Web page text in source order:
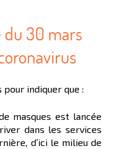
30 mars
pour indiquer que :
masques est lancée
dans les services
d’ici le milieu de